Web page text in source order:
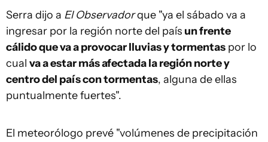
Serra dijo a El Observadorque "ya el sábado va a
ingresar por la región norte del país un frente
cálido que va a provocar lluvias y tormentas por lo
cual va a estar más afectada la región norte y
centro del país con tormentas, alguna de ellas
puntualmente fuertes".
El meteorólogo prevé "volúmenes de precipitación